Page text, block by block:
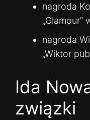
nagroda
„Glamour”
nagroda
„Wiktor
Ida
związki